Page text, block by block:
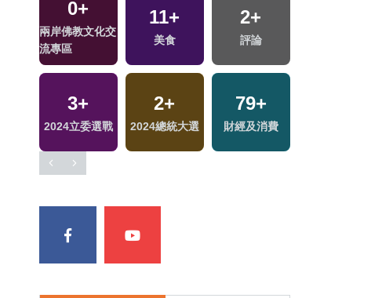
0+
兩岸佛教文化交
流專區
11+
美食
2+
評論
3+
2024立委選戰
2+
2024總統大選
79+
財經及消費